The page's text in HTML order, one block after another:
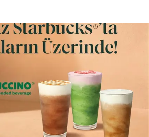
mekan; gurme lezzetleri, iyi
özel puro alanını tek bir çatı